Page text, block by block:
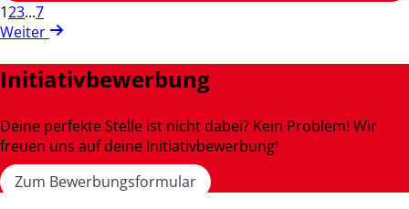
123...7
Weiter
Initiativbewerbung
Deine perfekte Stelle ist nicht dabei? Kein Problem! Wir
freuen uns auf deine Initiativbewerbung!
Zum Bewerbungsformular